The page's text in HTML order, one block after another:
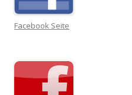
Facebook Seite